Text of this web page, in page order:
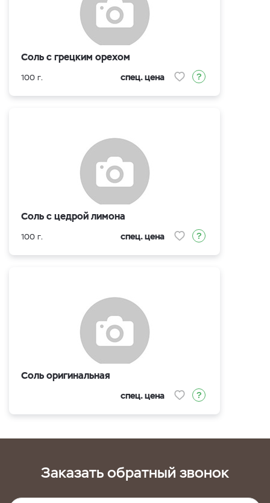
Соль с грецким орехом
100 г. спец. цена
Соль с цедрой лимона
100 г. спец. цена
Соль оригинальная
спец. цена
Заказать обратный звонок